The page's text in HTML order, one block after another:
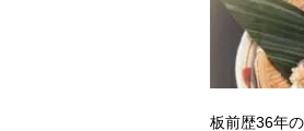
板前歴36年